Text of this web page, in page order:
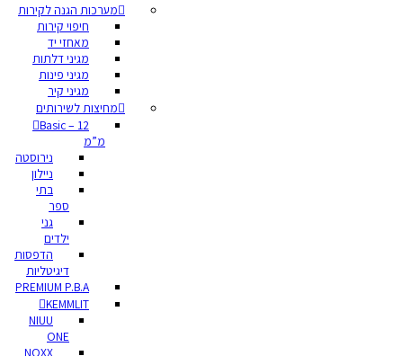
מערכות הגנה לקירות
חיפוי קירות
מאחזי יד
מגיני דלתות
מגיני פינות
מגיני קיר
מחיצות לשירותים
Basic – 12
מ”מ
נירוסטה
ניילון
בתי
ספר
גני
ילדים
הדפסות
דיגיטליות
PREMIUM P.B.A
KEMMLIT
NIUU
ONE
NOXX